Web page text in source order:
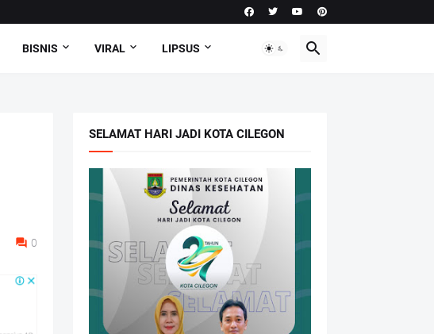
BISNIS VIRAL LIPSUS
0
SELAMAT HARI JADI KOTA CILEGON